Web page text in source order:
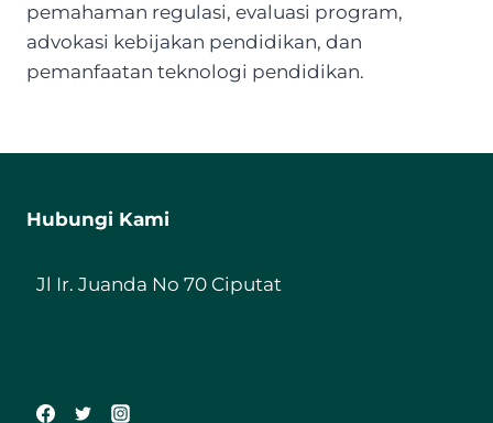
pemahaman regulasi, evaluasi program,
advokasi kebijakan pendidikan, dan
pemanfaatan teknologi pendidikan.
Hubungi Kami
Jl Ir. Juanda No 70 Ciputat